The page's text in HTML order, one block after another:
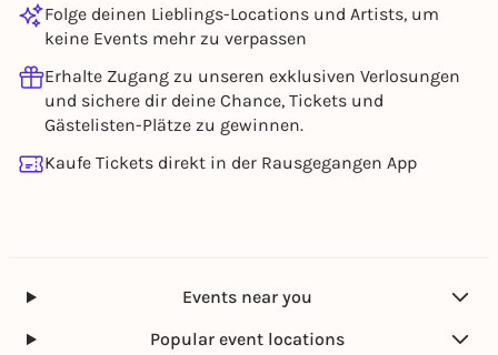
Folge deinen Lieblings-Locations und Artists, um
keine Events mehr zu verpassen
Erhalte Zugang zu unseren exklusiven Verlosungen
und sichere dir deine Chance, Tickets und
Gästelisten-Plätze zu gewinnen.
Kaufe Tickets direkt in der Rausgegangen App
Events near you
Popular event locations